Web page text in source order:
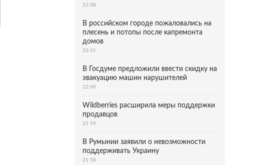
22:08
В российском городе пожаловались на
плесень и потопы после капремонта
домов
22:01
В Госдуме предложили ввести скидку на
эвакуацию машин нарушителей
22:00
Wildberries расширила меры поддержки
продавцов
21:59
В Румынии заявили о невозможности
поддерживать Украину
21:58